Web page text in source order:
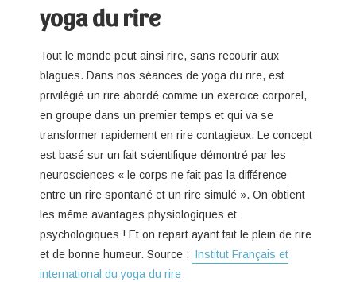
yoga du rire
Tout le monde peut ainsi rire, sans recourir aux
blagues. Dans nos séances de yoga du rire, est
privilégié un rire abordé comme un exercice corporel,
en groupe dans un premier temps et qui va se
transformer rapidement en rire contagieux. Le concept
est basé sur un fait scientifique démontré par les
neurosciences « le corps ne fait pas la différence
entre un rire spontané et un rire simulé ». On obtient
les même avantages physiologiques et
psychologiques ! Et on repart ayant fait le plein de rire
et de bonne humeur. Source : Institut Français et
international du yoga du rire